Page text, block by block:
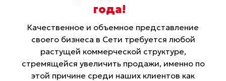
года!
Качественное и объемное представление
своего бизнеса в Сети требуется любой
растущей коммерческой структуре,
стремящейся увеличить продажи, именно по
этой причине среди наших клиентов как